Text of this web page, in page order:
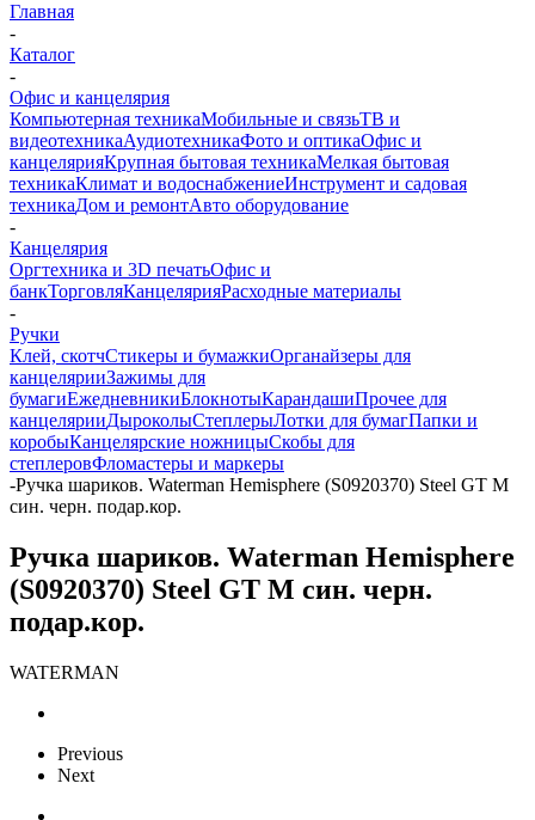
Главная
-
Каталог
-
Офис и канцелярия
Компьютерная техникаМобильные и связьТВ и
видеотехникаАудиотехникаФото и оптикаОфис и
канцелярияКрупная бытовая техникаМелкая бытовая
техникаКлимат и водоснабжениеИнструмент и садовая
техникаДом и ремонтАвто оборудование
-
Канцелярия
Оргтехника и 3D печатьОфис и
банкТорговляКанцелярияРасходные материалы
-
Ручки
Клей, скотчСтикеры и бумажкиОрганайзеры для
канцелярииЗажимы для
бумагиЕжедневникиБлокнотыКарандашиПрочее для
канцелярииДыроколыСтеплерыЛотки для бумагПапки и
коробыКанцелярские ножницыСкобы для
степлеровФломастеры и маркеры
-Ручка шариков. Waterman Hemisphere (S0920370) Steel GT M
син. черн. подар.кор.
Ручка шариков. Waterman Hemisphere
(S0920370) Steel GT M син. черн.
подар.кор.
WATERMAN
Previous
Next